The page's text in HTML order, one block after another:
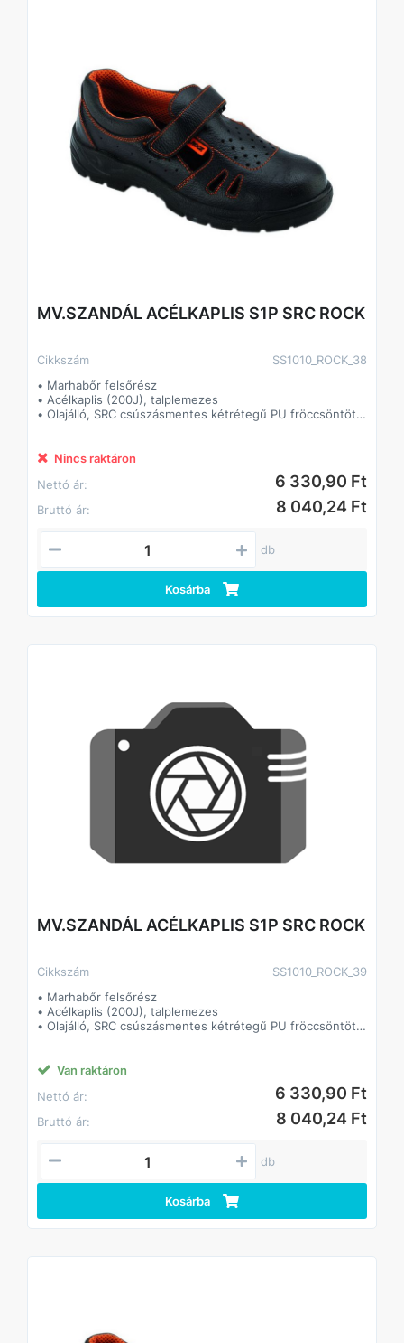
MV.SZANDÁL ACÉLKAPLIS S1P SRC ROCK
Cikkszám
SS1010_ROCK_38
• Marhabőr felsőrész
• Acélkaplis (200J), talplemezes
• Olajálló, SRC csúszásmentes kétrétegű PU fröccsöntött
• Párnázott szártető, formázott talpbetét
Nincs raktáron
Nettó ár:
6 330,90 Ft
Bruttó ár: 8 040,24 Ft
db
Kosárba
MV.SZANDÁL ACÉLKAPLIS S1P SRC ROCK
Cikkszám
SS1010_ROCK_39
• Marhabőr felsőrész
• Acélkaplis (200J), talplemezes
• Olajálló, SRC csúszásmentes kétrétegű PU fröccsöntött
• Párnázott szártető, formázott talpbetét
Van raktáron
Nettó ár:
6 330,90 Ft
Bruttó ár: 8 040,24 Ft
db
Kosárba